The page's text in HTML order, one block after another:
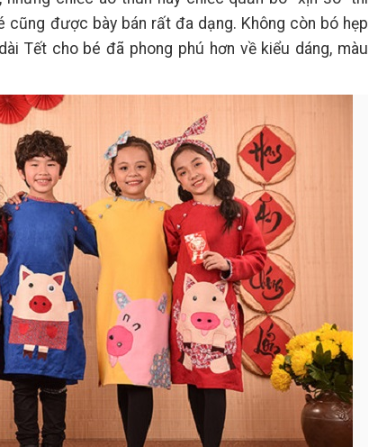
2.2.4.
Áo dài cách tân phối cùng
quần jean
3.
Top các địa chỉ bán áo dài Tết cho
cũng được bày bán rất đa dạng. Không còn bó hẹp
Tết cho bé đã phong phú hơn về kiểu dáng, màu